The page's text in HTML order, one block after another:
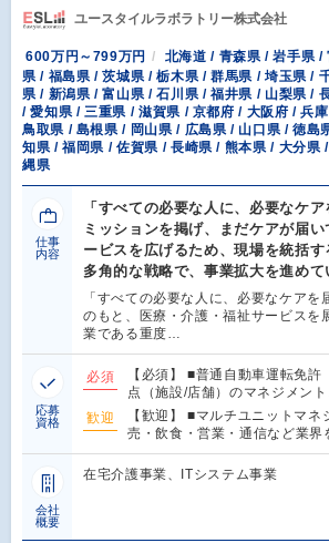
ユースタイルラボラトリー株式会社
600万円～799万円
北海道 / 青森県 / 岩手県 /
県 / 福島県 / 茨城県 / 栃木県 / 群馬県 / 埼玉県 /
県 / 新潟県 / 富山県 / 石川県 / 福井県 / 山梨県 /
/ 愛知県 / 三重県 / 滋賀県 / 京都府 / 大阪府 / 兵
鳥取県 / 島根県 / 岡山県 / 広島県 / 山口県 / 徳島
知県 / 福岡県 / 佐賀県 / 長崎県 / 熊本県 / 大分県
縄県
仕事
内容
「すべての必要な人に、必要なケ
ミッションを掲げ、まだケアが届
ービスを広げるため、現場を統括す
多角的な戦略で、事業拡大を進めて
「すべての必要な人に、必要なケア
のもと、医療・介護・福祉サービスを
業である重度…
応募
資格
必須
【必須】 ■普通自動車運転免
点（施設/店舗）のマネジメント
歓迎
【歓迎】 ■マルチユニットマ
売・飲食・営業・通信など業界
会社
概要
在宅介護事業、ITシステム事業